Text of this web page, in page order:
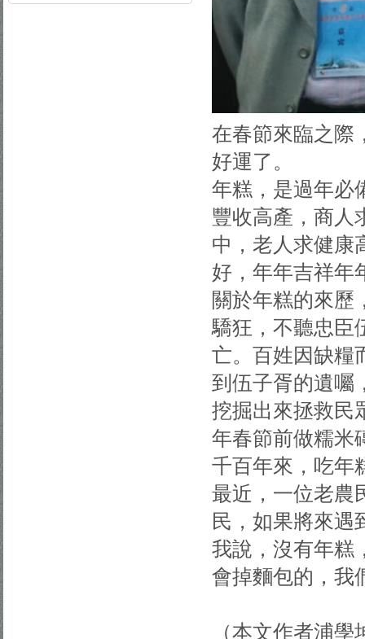
在春節來臨之際
好運了。
年糕，是過年必
豐收高產，商人
中，老人求健康
好，年年吉祥年
關於年糕的來歷
驕狂，不聽忠臣
亡。百姓因缺糧
到伍子胥的遺囑
挖掘出來拯救民
年春節前做糯米
千百年來，吃年
最近，一位老農
民，如果將來遇
我說，沒有年糕
會掉麵包的，我
（本文作者浦